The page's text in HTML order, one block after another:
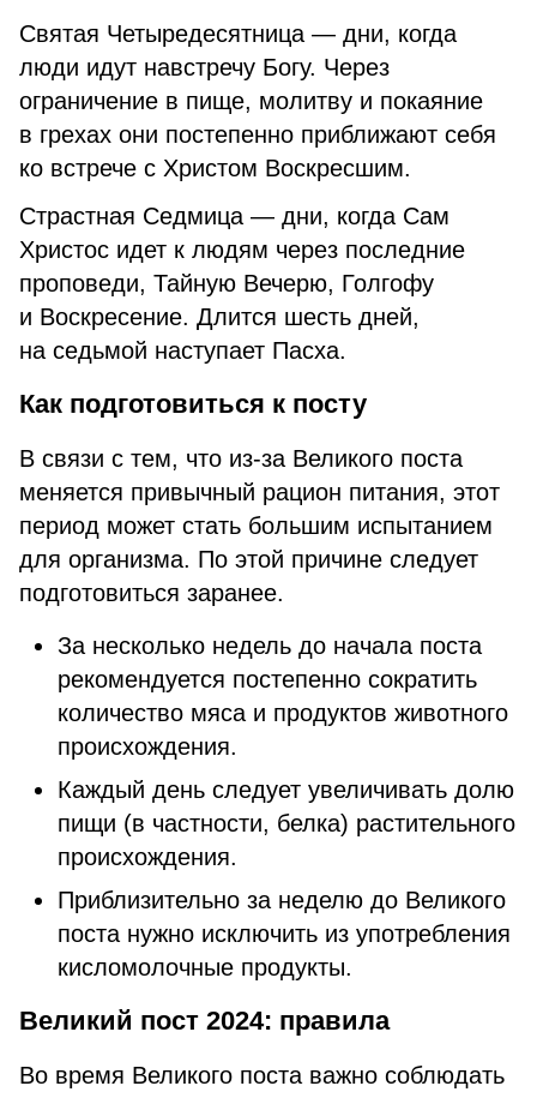
Святая Четыредесятница — дни, когда
люди идут навстречу Богу. Через
ограничение в пище, молитву и покаяние
в грехах они постепенно приближают себя
ко встрече с Христом Воскресшим.
Страстная Седмица — дни, когда Сам
Христос идет к людям через последние
проповеди, Тайную Вечерю, Голгофу
и Воскресение. Длится шесть дней,
на седьмой наступает Пасха.
Как подготовиться к посту
В связи с тем, что из-за Великого поста
меняется привычный рацион питания, этот
период может стать большим испытанием
для организма. По этой причине следует
подготовиться заранее.
За несколько недель до начала поста
рекомендуется постепенно сократить
количество мяса и продуктов животного
происхождения.
Каждый день следует увеличивать долю
пищи (в частности, белка) растительного
происхождения.
Приблизительно за неделю до Великого
поста нужно исключить из употребления
кисломолочные продукты.
Великий пост 2024: правила
Во время Великого поста важно соблюдать